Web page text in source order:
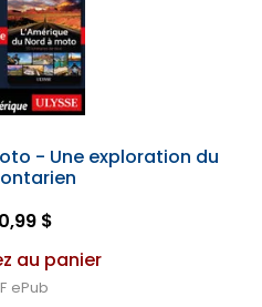
- Une exploration du
0,99 $
au panier
ePub